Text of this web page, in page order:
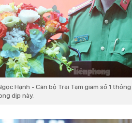
Hạnh - Cán bộ Trại Tạm giam số 1
dịp này.